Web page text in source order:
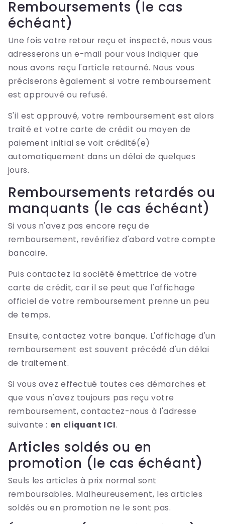
Remboursements (le cas
échéant)
Une fois votre retour reçu et inspecté, nous vous
adresserons un e-mail pour vous indiquer que
nous avons reçu l'article retourné. Nous vous
préciserons également si votre remboursement
est approuvé ou refusé.
S'il est approuvé, votre remboursement est alors
traité et votre carte de crédit ou moyen de
paiement initial se voit crédité(e)
automatiquement dans un délai de quelques
jours.
Remboursements retardés ou
manquants (le cas échéant)
Si vous n'avez pas encore reçu de
remboursement, revérifiez d'abord votre compte
bancaire.
Puis contactez la société émettrice de votre
carte de crédit, car il se peut que l'affichage
officiel de votre remboursement prenne un peu
de temps.
Ensuite, contactez votre banque. L'affichage d'un
remboursement est souvent précédé d'un délai
de traitement.
Si vous avez effectué toutes ces démarches et
que vous n'avez toujours pas reçu votre
remboursement, contactez-nous à l'adresse
suivante : en cliquant ICI.
Articles soldés ou en
promotion (le cas échéant)
Seuls les articles à prix normal sont
remboursables. Malheureusement, les articles
soldés ou en promotion ne le sont pas.